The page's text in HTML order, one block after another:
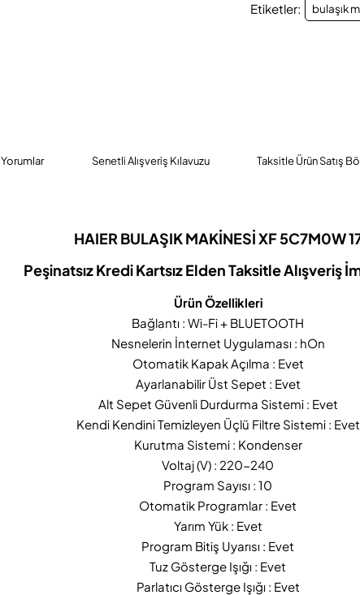
Etiketler: bulaşık
Yorumlar Senetli Alışveriş Kılavuzu Taksitle Ürün Satış
HAIER BULAŞIK MAKİNESİ XF 5C7M0W
Peşinatsız Kredi Kartsız Elden Taksitle Alışveriş
Ürün Özellikleri
Bağlantı : Wi-Fi + BLUETOOTH
Nesnelerin İnternet Uygulaması : hOn
Otomatik Kapak Açılma : Evet
Ayarlanabilir Üst Sepet : Evet
Alt Sepet Güvenli Durdurma Sistemi : Evet
Kendi Kendini Temizleyen Üçlü Filtre Sistemi : Evet
Kurutma Sistemi : Kondenser
Voltaj (V) : 220-240
Program Sayısı : 10
Otomatik Programlar : Evet
Yarım Yük : Evet
Program Bitiş Uyarısı : Evet
Tuz Gösterge Işığı : Evet
Parlatıcı Gösterge Işığı : Evet